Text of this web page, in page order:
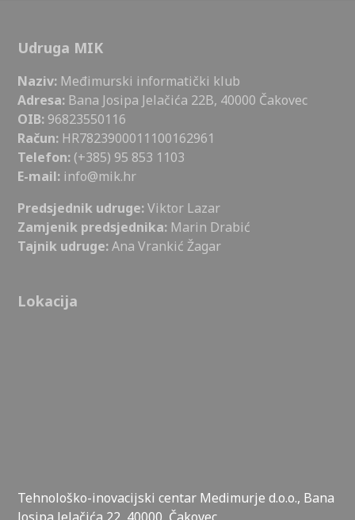
Udruga MIK
Naziv: Međimurski informatički klub
Adresa: Bana Josipa Jelačića 22B, 40000 Čakovec
OIB: 96823550116
Račun: HR7823900011100162961
Telefon: (+385) 95 853 1103
E-mail: info@mik.hr
Predsjednik udruge:Viktor Lazar
Zamjenik predsjednika: Marin Drabić
Tajnik udruge:Ana Vrankić Žagar
Lokacija
Tehnološko-inovacijski centar Medimurje d.o.o., Bana